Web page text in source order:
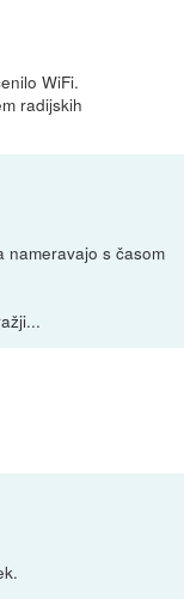
WiFi.
radijskih
nameravajo s časom